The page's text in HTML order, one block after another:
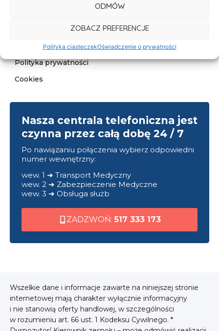
ODMÓW
ZOBACZ PREFERENCJE
Polityka ciasteczekOświadczenie o prywatności
Deklaracja dostępności
Klauzula informacyjna
Polityka prywatności
Cookies
Nasza centrala telefoniczna jest
czynna przez całą dobę 24 / 7
Po nawiązaniu połączenia wybierz odpowiedni
numer wewnętrzny:
wew. 1 ➜ Transport Medyczny
wew. 2 ➜ Zabezpieczenie Medyczne
wew. 3 ➜ Obsługa służb
ZADZWOŃ: 517 333 173
Wszelkie dane i informacje zawarte na niniejszej stronie
internetowej mają charakter wyłącznie informacyjny
i nie stanowią oferty handlowej, w szczególności
w rozumieniu art. 66 ust. 1 Kodeksu Cywilnego. *